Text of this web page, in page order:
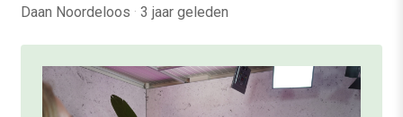
Daan Noordeloos · 3 jaar geleden